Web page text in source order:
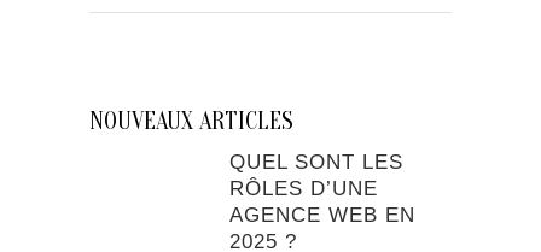
NOUVEAUX ARTICLES
QUEL SONT LES
RÔLES D’UNE
AGENCE WEB EN
2025 ?